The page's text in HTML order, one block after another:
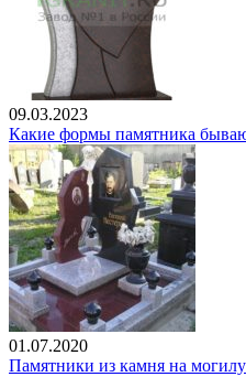
09.03.2023
Какие формы памятника
01.07.2020
Памятники из камня на могилу